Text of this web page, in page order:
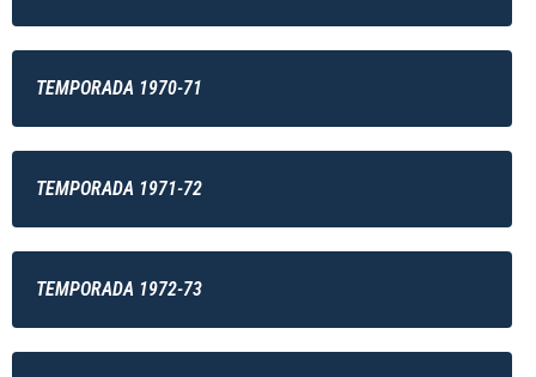
TEMPORADA 1970-71
TEMPORADA 1971-72
TEMPORADA 1972-73